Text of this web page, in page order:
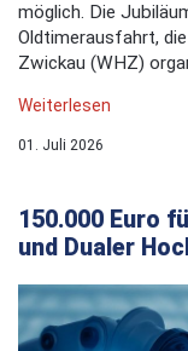
möglich. Die
Oldtimerausfahrt,
Zwickau (WHZ)
Weiterlesen
01. Juli 2026
150.000 Euro
und Dualer